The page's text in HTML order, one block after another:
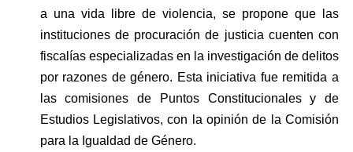
a una vida libre de violencia, se propone que las
instituciones de procuración de justicia cuenten con
fiscalías especializadas en la investigación de delitos
por razones de género. Esta iniciativa fue remitida a
las comisiones de Puntos Constitucionales y de
Estudios Legislativos, con la opinión de la Comisión
para la Igualdad de Género.